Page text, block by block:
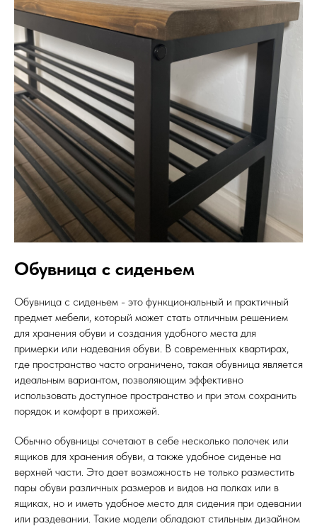
Обувница с сиденьем
Обувница с сиденьем - это функциональный и практичный
предмет мебели, который может стать отличным решением
для хранения обуви и создания удобного места для
примерки или надевания обуви. В современных квартирах,
где пространство часто ограничено, такая обувница является
идеальным вариантом, позволяющим эффективно
использовать доступное пространство и при этом сохранить
порядок и комфорт в прихожей.
Обычно обувницы сочетают в себе несколько полочек или
ящиков для хранения обуви, а также удобное сиденье на
верхней части. Это дает возможность не только разместить
пары обуви различных размеров и видов на полках или в
ящиках, но и иметь удобное место для сидения при одевании
или раздевании. Такие модели обладают стильным дизайном